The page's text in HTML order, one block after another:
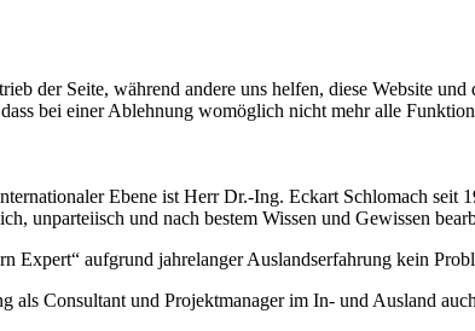
Ebene ist Herr Dr.-Ing. Eckart Schlomach
unparteiisch und nach bestem Wissen und Gewissen
Expert“ aufgrund jahrelanger Auslandserfahrung kein
Consultant und Projektmanager im In- und Ausland
der Seite, während andere uns helfen, diese Website
bei einer Ablehnung womöglich nicht mehr alle